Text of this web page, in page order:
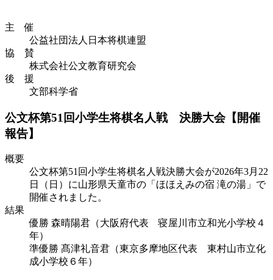
主 催
公益社団法人日本将棋連盟
協 賛
株式会社公文教育研究会
後 援
文部科学省
公文杯第51回小学生将棋名人戦 決勝大会【開催
報告】
概要
公文杯第51回小学生将棋名人戦決勝大会が2026年3月22
日（日）に山形県天童市の「ほほえみの宿 滝の湯」で
開催されました。
結果
優勝 森晴陽君（大阪府代表 寝屋川市立和光小学校４
年）
準優勝 髙津礼音君（東京多摩地区代表 東村山市立化
成小学校６年）